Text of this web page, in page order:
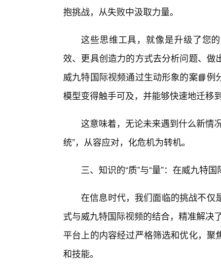
抱挑战，从失败中汲取力量。
这些思维工具，就像是升级了您
效、更具创造力的方式去分析问题、
威九特国际视频通过生动形象的案📘
模型变得触手可及，并能够快速地迁移
这意味着，无论未来遇到什么新情
统”，从容应对，化危机为转机。
三、知识的“质”与“量”：在威九特
在信息时代，我们面临的挑战不仅
式与威九特国际视频的结合，精准解决
平台上的内容经过严格筛选和优化，
和技能。